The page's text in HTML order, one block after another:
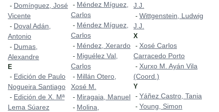
- Domínguez, José
Vicente
- Doval Adán,
Antonio
- Dumas,
Alexandre
E
- Edición de Paulo
Nogueira Santiago
- Edición de X. Mª
Lema Súarez
- Méndez Míguez,
Carlos
- Méndez Míguez,
Carlos
- Méndez, Xerardo
- Miguélez Val,
Carlos
- Millán Otero,
Xosé M.
- Miragaia, Manuel
- Molina,
J.J.
- Wittgenstein, Ludwig
J.J.
X
- Xosé Carlos
Carracedo Porto
- Xurxo M. Ayán Vila
(Coord.)
Y
- Yáñez Castro, Tania
- Young, Simon